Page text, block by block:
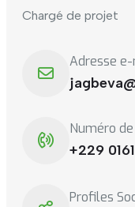
Chargé de projet
Adresse
Numéro
+229
Profiles